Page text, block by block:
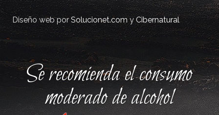
Diseño web porSolucionet.comyCibernatural
Se recomienda el consumo
moderado de alcohol